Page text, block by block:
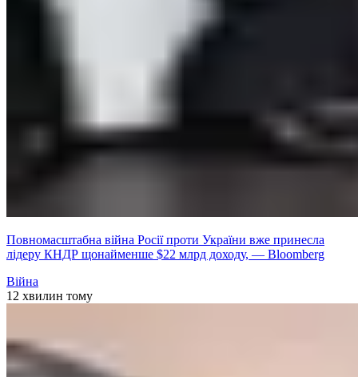
Повномасштабна війна Росії проти України вже принесла
лідеру КНДР щонайменше $22 млрд доходу, — Bloomberg
Війна
12 хвилин тому